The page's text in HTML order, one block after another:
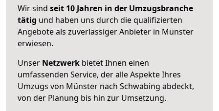
Wir sind seit 10 Jahren in der Umzugsbranche
tätig und haben uns durch die qualifizierten
Angebote als zuverlässiger Anbieter in Münster
erwiesen.
Unser Netzwerk bietet Ihnen einen
umfassenden Service, der alle Aspekte Ihres
Umzugs von Münster nach Schwabing abdeckt,
von der Planung bis hin zur Umsetzung.